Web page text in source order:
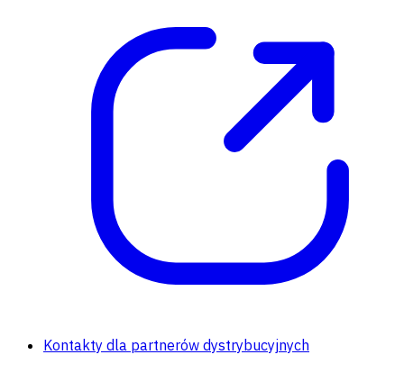
Kontakty dla partnerów dystrybucyjnych